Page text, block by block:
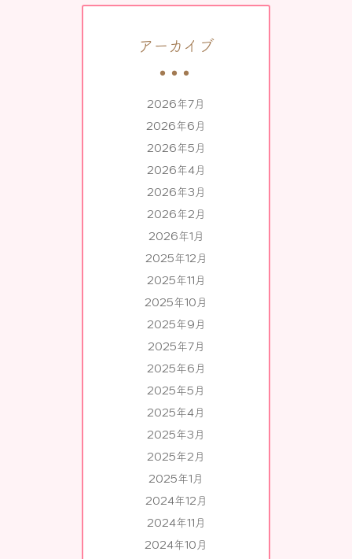
アーカイブ
2026年7月
2026年6月
2026年5月
2026年4月
2026年3月
2026年2月
2026年1月
2025年12月
2025年11月
2025年10月
2025年9月
2025年7月
2025年6月
2025年5月
2025年4月
2025年3月
2025年2月
2025年1月
2024年12月
2024年11月
2024年10月